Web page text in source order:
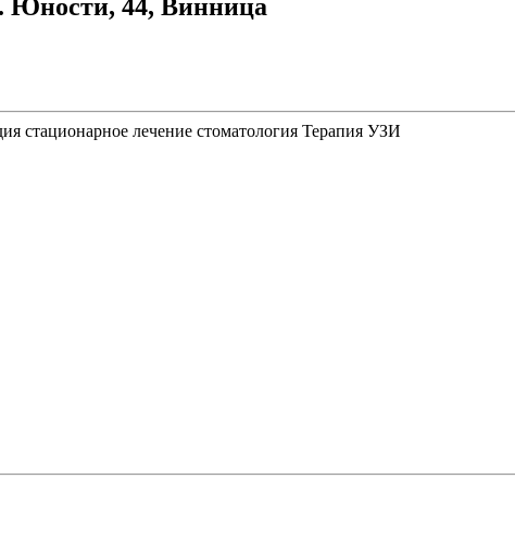
Юности, 44, Винница
стационарное лечение стоматология Терапия УЗИ